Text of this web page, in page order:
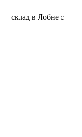
— склад в Лобне с